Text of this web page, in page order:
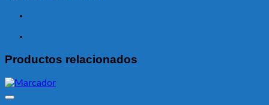
Productos relacionados